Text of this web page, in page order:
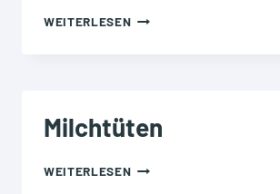
WEITERLESENMETALLE
Milchtüten
WEITERLESENMILCHTÜTEN